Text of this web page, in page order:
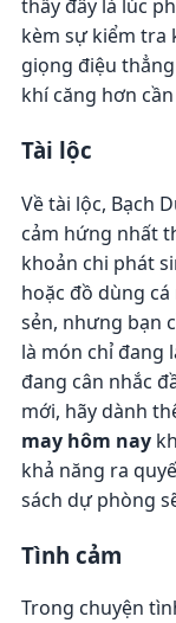
thấy đây là lúc
kèm sự kiểm tra
giọng điệu
khí căng hơn
Tài lộc
Về tài lộc, Bạch
cảm hứng nhất
khoản chi phát
hoặc đồ dùng
sẻn, nhưng bạn
là món chỉ đang
đang cân nhắc
mới, hãy dành
may hôm nay
khả năng ra
sách dự phòng
Tình cảm
Trong chuyện